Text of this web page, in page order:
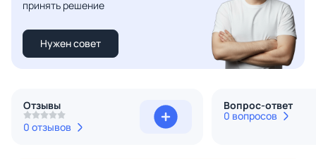
принять решение
Нужен совет
Отзывы
0 отзывов
Вопрос-ответ
0 вопросов